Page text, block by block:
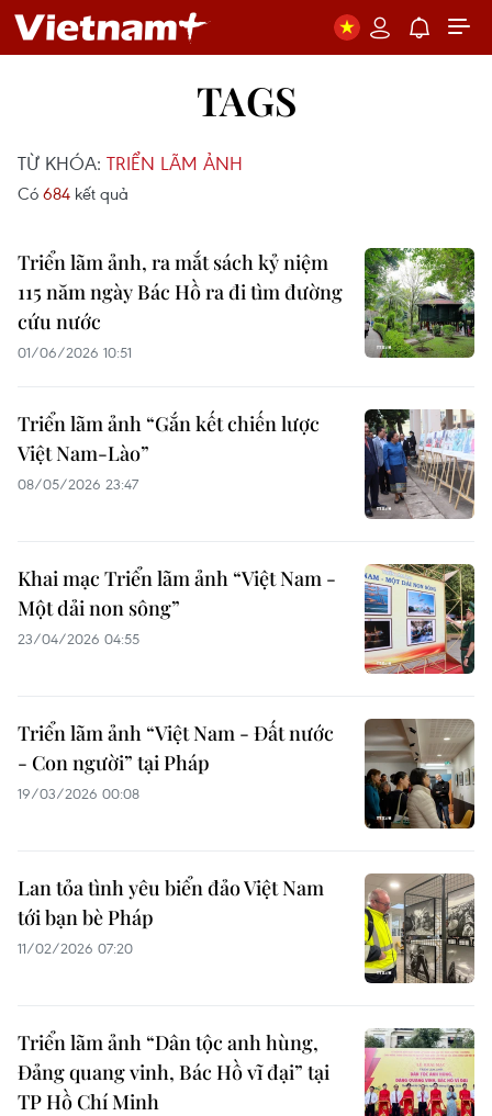
TAGS
TỪ KHÓA: TRIỂN LÃM ẢNH
Có 684 kết quả
Triển lãm ảnh, ra mắt sách kỷ niệm
115 năm ngày Bác Hồ ra đi tìm đường
cứu nước
01/06/2026 10:51
Triển lãm ảnh “Gắn kết chiến lược
Việt Nam-Lào”
08/05/2026 23:47
Khai mạc Triển lãm ảnh “Việt Nam -
Một dải non sông”
23/04/2026 04:55
Triển lãm ảnh “Việt Nam - Đất nước
- Con người” tại Pháp
19/03/2026 00:08
Lan tỏa tình yêu biển đảo Việt Nam
tới bạn bè Pháp
11/02/2026 07:20
Triển lãm ảnh “Dân tộc anh hùng,
Đảng quang vinh, Bác Hồ vĩ đại” tại
TP Hồ Chí Minh